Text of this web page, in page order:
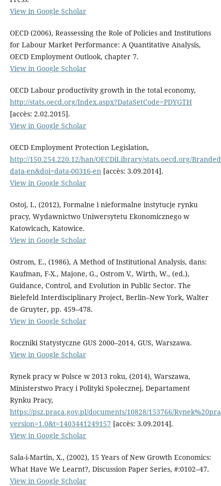
View in Google Scholar
OECD (2006), Reassessing the Role of Policies and Institutions
for Labour Market Performance: A Quantitative Analysis,
OECD Employment Outlook, chapter 7.
View in Google Scholar
OECD Labour productivity growth in the total economy,
http://stats.oecd.org/Index.aspx?DataSetCode=PDYGTH
[accès: 2.02.2015].
View in Google Scholar
OECD Employment Protection Legislation,
http://150.254.220.12/han/OECDiLibrary/stats.oecd.org/
data-en&doi=data-00316-en [accès: 3.09.2014].
View in Google Scholar
Ostoj, I., (2012), Formalne i nieformalne instytucje rynku
pracy, Wydawnictwo Uniwersytetu Ekonomicznego w
Katowicach, Katowice.
View in Google Scholar
Ostrom, E., (1986), A Method of Institutional Analysis, dans:
Kaufman, F-X., Majone, G., Ostrom V., Wirth, W., (ed.),
Guidance, Control, and Evolution in Public Sector. The
Bielefeld Interdisciplinary Project, Berlin–New York, Walter
de Gruyter, pp. 459–478.
View in Google Scholar
Roczniki Statystyczne GUS 2000–2014, GUS, Warszawa.
View in Google Scholar
Rynek pracy w Polsce w 2013 roku, (2014), Warszawa,
Ministerstwo Pracy i Polityki Społecznej, Departament
Rynku Pracy,
https://psz.praca.gov.pl/documents/10828/153766/
version=1.0&t=1403441249157 [accès: 3.09.2014].
View in Google Scholar
Sala-i-Martin, X., (2002), 15 Years of New Growth Economics:
What Have We Learnt?, Discussion Paper Series, #:0102–47.
View in Google Scholar